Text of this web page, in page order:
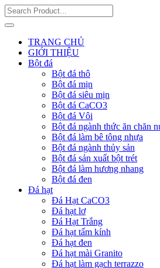
TRANG CHỦ
GIỚI THIỆU
Bột đá
Bột đá thô
Bột đá mịn
Bột đá siêu mịn
Bột đá CaCO3
Bột đá Vôi
Bột đá ngành thức ăn chăn
Bột đá làm bê tông nhựa
Bột đá ngành thủy sản
Bột đá sản xuất bột trét
Bột đá làm hương nhang
Bột đá đen
Đá hạt
Đá Hạt CaCO3
Đá hạt lơ
Đá Hạt Trắng
Đá hạt tấm kính
Đá hạt đen
Đá hạt mài Granito
Đá hạt làm gạch terrazzo